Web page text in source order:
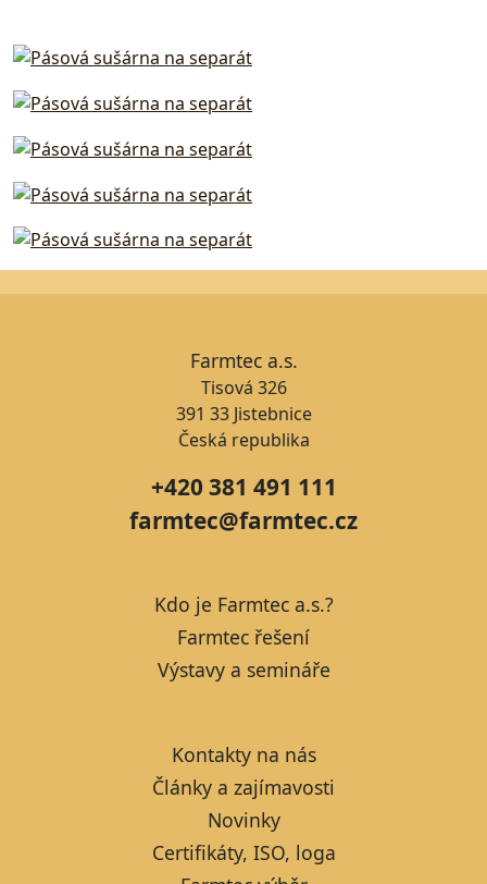
Farmtec a.s.
Tisová 326
391 33 Jistebnice
Česká republika
+420 381 491 111
farmtec@farmtec.cz
Kdo je Farmtec a.s.?
Farmtec řešení
Výstavy a semináře
Kontakty na nás
Články a zajímavosti
Novinky
Certifikáty, ISO, loga